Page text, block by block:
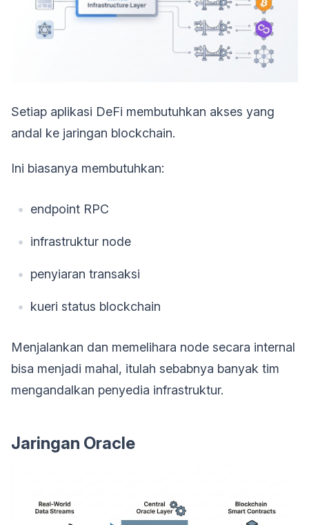
Setiap aplikasi DeFi membutuhkan akses yang
andal ke jaringan blockchain.
Ini biasanya membutuhkan:
endpoint RPC
infrastruktur node
penyiaran transaksi
kueri status blockchain
Menjalankan dan memelihara node secara internal
bisa menjadi mahal, itulah sebabnya banyak tim
mengandalkan penyedia infrastruktur.
Jaringan Oracle